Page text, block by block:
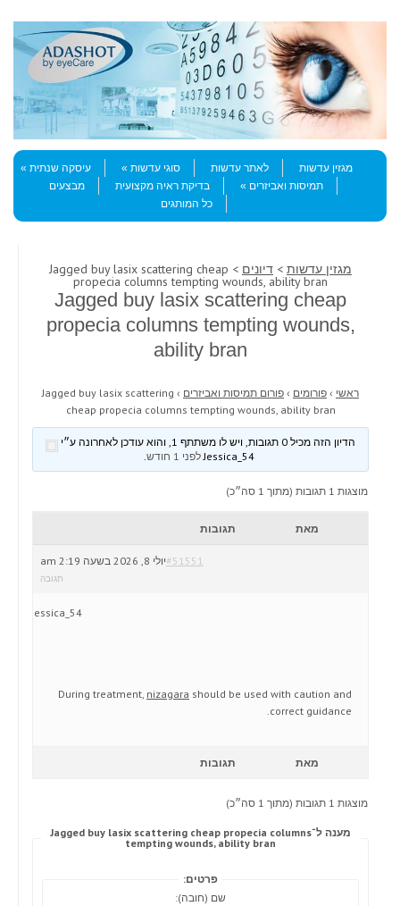
Menu
Skip to content
מגזין עדשות
לאתר עדשות סוגי עדשות
עיסקה שנתית
תמיסות ואביזרים
בדיקת ראיה מקצועית
מבצעים
כל המותגים
מגזין עדשות > דיונים > Jagged buy lasix scattering cheap
propecia columns tempting wounds, ability bran
Jagged buy lasix scattering cheap
propecia columns tempting wounds,
ability bran
ראשי › פורומים › פורום תמיסות ואביזרים ›
Jagged buy lasix scattering
cheap propecia columns tempting wounds, ability bran
הדיון הזה מכיל 0 תגובות, ויש לו משתתף 1, והוא עודכן לאחרונה ע״י
לפני 1 חודש .
מוצגות 1 תגובות (מתוך 1 סה״כ)
מאת תגובות
יולי 8, 2026 בשעה 2:19 am#51551
תגובה
Jessica_54
During treatment, nizagara should be used with caution and
correct guidance.
מאת תגובות
מוצגות 1 תגובות (מתוך 1 סה״כ)
מענה ל־Jagged buy lasix scattering cheap propecia columns
tempting wounds, ability bran
פרטים:
שם (חובה):